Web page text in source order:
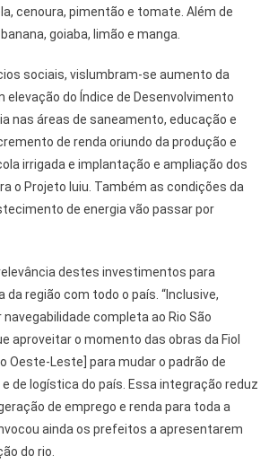
cenoura, pimentão e tomate. Além de
goiaba, limão e manga.
sociais, vislumbram-se aumento da
elevação do Índice de Desenvolvimento
nas áreas de saneamento, educação e
de renda oriundo da produção e
irrigada e implantação e ampliação dos
o Projeto Iuiu. Também as condições da
de energia vão passar por
destes investimentos para
região com todo o país. “Inclusive,
completa ao Rio São
aproveitar o momento das obras da Fiol
Oeste-Leste] para mudar o padrão de
de logística do país. Essa integração reduz
de emprego e renda para toda a
ainda os prefeitos a apresentarem
do rio.